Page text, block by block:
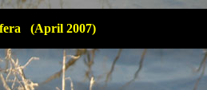
(April 2007)